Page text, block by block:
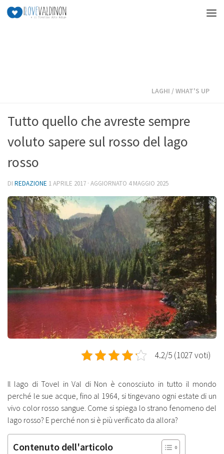
Salta al contenuto
LAGHI /WHAT'S UP
Tutto quello che avreste sempre
voluto sapere sul rosso del lago
rosso
DI REDAZIONE 1 APRILE 2017 · AGGIORNATO 4 MAGGIO 2025
4.2/5 (1027 voti)
Il lago di Tovel in Val di Non è conosciuto in tutto il mondo
perché le sue acque, fino al 1964, si tingevano ogni estate di un
vivo color rosso sangue. Come si spiega lo strano fenomeno del
lago rosso? E perché non si è più verificato da allora?
Contenuto dell'articolo